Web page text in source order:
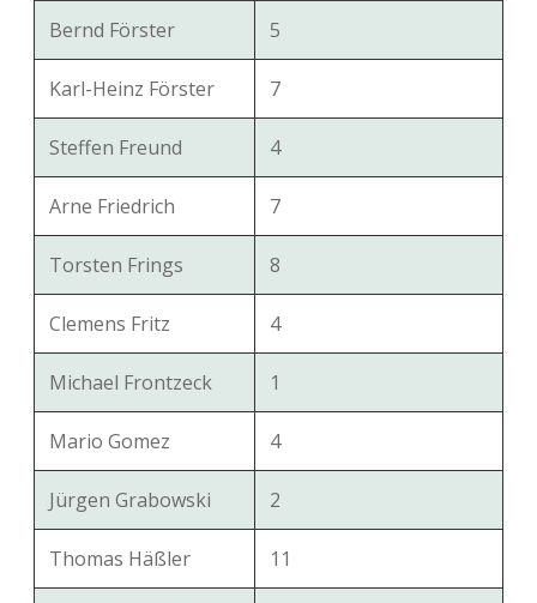
Bernd Förster 5
Karl-Heinz Förster 7
Steffen Freund 4
Arne Friedrich 7
Torsten Frings 8
Clemens Fritz 4
Michael Frontzeck 1
Mario Gomez 4
Jürgen Grabowski 2
Thomas Häßler 11